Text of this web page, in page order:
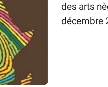
des arts
décembre